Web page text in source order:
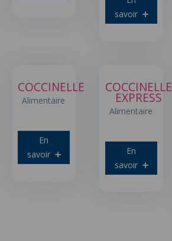
savoir
COCCINELLE
Alimentaire
En
savoir
COCCINELLE
EXPRESS
Alimentaire
En
savoir